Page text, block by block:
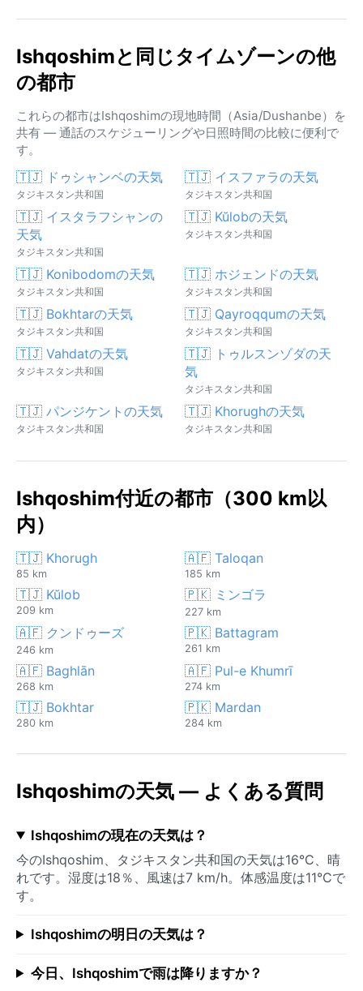
Ishqoshimと同じタイムゾーンの他
の都市
これらの都市はIshqoshimの現地時間（Asia/Dushanbe）を
共有 — 通話のスケジューリングや日照時間の比較に便利で
す。
🇹🇯 ドゥシャンベの天気
タジキスタン共和国
🇹🇯 イスファラの天気
タジキスタン共和国
🇹🇯 イスタラフシャンの
天気
タジキスタン共和国
🇹🇯 Kŭlobの天気
タジキスタン共和国
🇹🇯 Konibodomの天気
タジキスタン共和国
🇹🇯 ホジェンドの天気
タジキスタン共和国
🇹🇯 Bokhtarの天気
タジキスタン共和国
🇹🇯 Qayroqqumの天気
タジキスタン共和国
🇹🇯 Vahdatの天気
タジキスタン共和国
🇹🇯 トゥルスンゾダの天
気
タジキスタン共和国
🇹🇯 パンジケントの天気
タジキスタン共和国
🇹🇯 Khorughの天気
タジキスタン共和国
Ishqoshim付近の都市（300 km以
内）
🇹🇯 Khorugh
85 km
🇦🇫 Taloqan
185 km
🇹🇯 Kŭlob
209 km
🇵🇰 ミンゴラ
227 km
🇦🇫 クンドゥーズ
246 km
🇵🇰 Battagram
261 km
🇦🇫 Baghlān
268 km
🇦🇫 Pul-e Khumrī
274 km
🇹🇯 Bokhtar
280 km
🇵🇰 Mardan
284 km
Ishqoshimの天気 — よくある質問
Ishqoshimの現在の天気は？
今のIshqoshim、タジキスタン共和国の天気は16°C、晴
れです。湿度は18％、風速は7 km/h。体感温度は11°Cで
す。
Ishqoshimの明日の天気は？
今日、Ishqoshimで雨は降りますか？